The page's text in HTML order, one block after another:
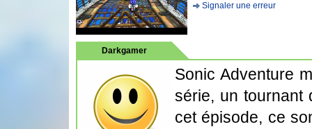
Signaler une erreur
Darkgamer
Sonic Adventure
série, un tournant
cet épisode, ce